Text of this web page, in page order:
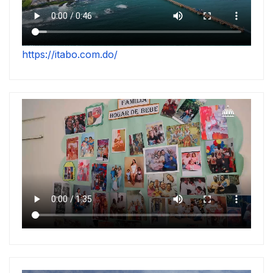
https://itabo.com.do/